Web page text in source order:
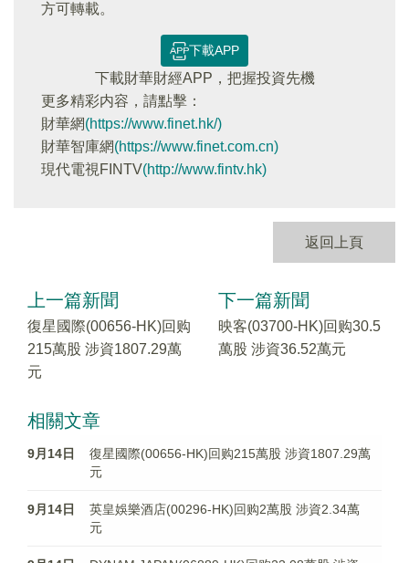
方可轉載。
下載APP
下載財華財經APP，把握投資先機
更多精彩内容，請點擊：
財華網(https://www.finet.hk/)
財華智庫網(https://www.finet.com.cn)
現代電視FINTV(http://www.fintv.hk)
返回上頁
上一篇新聞
復星國際(00656-HK)回购
215萬股 涉資1807.29萬
元
下一篇新聞
映客(03700-HK)回购30.5
萬股 涉資36.52萬元
相關文章
9月14日
復星國際(00656-HK)回购215萬股 涉資1807.29萬
元
9月14日
英皇娛樂酒店(00296-HK)回购2萬股 涉資2.34萬
元